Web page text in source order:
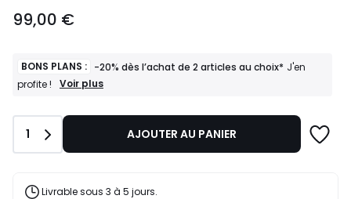
€.
99,00 €
BONS PLANS : -20% dès l’achat de 2 articles au choix* J'en
profite !
BONS
-20%
l’achat
articles
Voir plus
Quantité
1 AJOUTER AU PANIER
Livrable sous 3 à 5 jours.